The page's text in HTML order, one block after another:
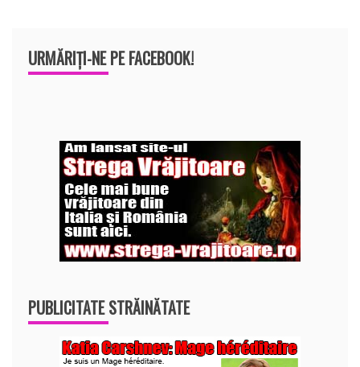
URMĂRIȚI-NE PE FACEBOOK!
PUBLICITATE STRĂINĂTATE